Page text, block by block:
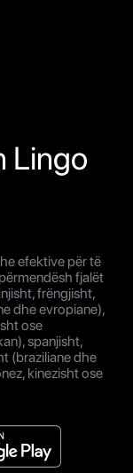
Lingo
efektive për të
fjalët
frëngjisht,
dhe evropiane),
ose
spanjisht,
(braziliane dhe
kinezisht ose